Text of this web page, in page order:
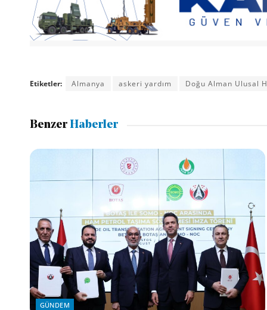
Etiketler: Almanya askeri yardım Doğu Alman Ulusal
BenzerHaberler
GÜNDEM